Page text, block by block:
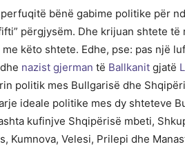
bënë gabime politike për
përgjysëm. Dhe krijuan shtete të
këto shtete. Edhe, pse: pas një
dhe nazist gjerman të Ballkanit gjatë
politik mes Bullgarisë dhe
ideale politike mes dy shteteve
kufinjve Shqipërisë mbeti,
Kumnova, Velesi, Prilepi dhe